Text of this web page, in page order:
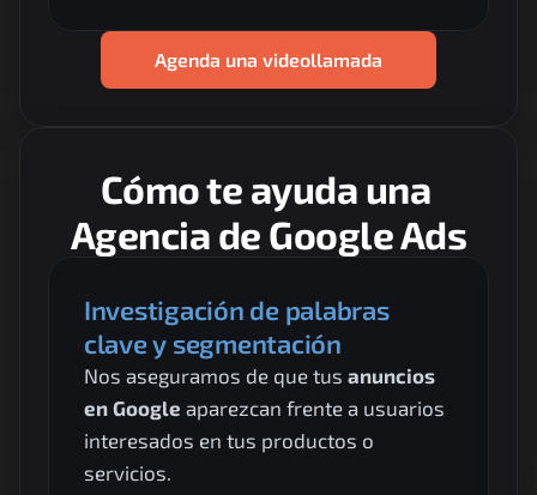
Agenda una videollamada
Cómo te ayuda una
Agencia de Google Ads
Investigación de palabras
clave y segmentación
Nos aseguramos de que tus anuncios
en Google aparezcan frente a usuarios
interesados en tus productos o
servicios.